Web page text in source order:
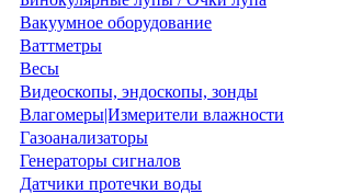
Вакуумное оборудование
Ваттметры
Весы
Видеоскопы, эндоскопы, зонды
Влагомеры|Измерители влажности
Газоанализаторы
Генераторы сигналов
Датчики протечки воды